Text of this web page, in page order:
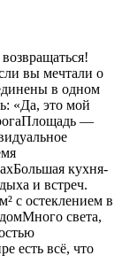
вы мечтали о
в одном
«Да, это мой
—
кухня-
и встреч.
с остеклением в
света,
есть всё, что